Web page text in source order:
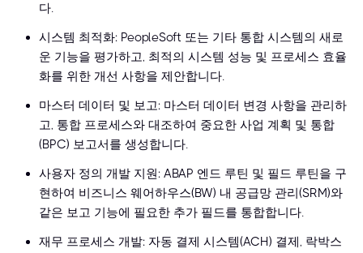
다.
시스템 최적화: PeopleSoft 또는 기타 통합 시스템의 새로
운 기능을 평가하고, 최적의 시스템 성능 및 프로세스 효율
화를 위한 개선 사항을 제안합니다.
마스터 데이터 및 보고: 마스터 데이터 변경 사항을 관리하
고, 통합 프로세스와 대조하여 중요한 사업 계획 및 통합
(BPC) 보고서를 생성합니다.
사용자 정의 개발 지원: ABAP 엔드 루틴 및 필드 루틴을 구
현하여 비즈니스 웨어하우스(BW) 내 공급망 관리(SRM)와
같은 보고 기능에 필요한 추가 필드를 통합합니다.
재무 프로세스 개발: 자동 결제 시스템(ACH) 결제, 락박스